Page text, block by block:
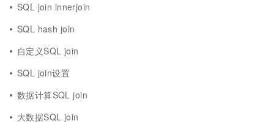
SQL join innerjoin
SQL hash join
自定义SQL join
SQL join设置
数据计算SQL join
大数据SQL join